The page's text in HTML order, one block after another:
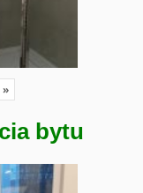
»
bytu